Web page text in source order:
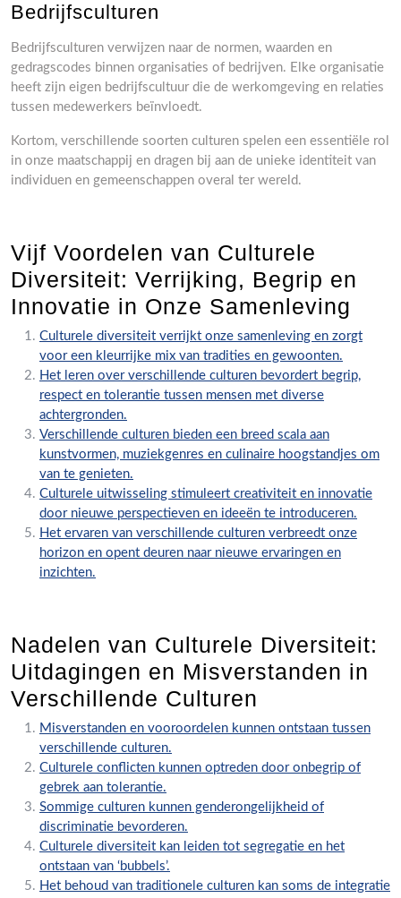
Bedrijfsculturen
Bedrijfsculturen verwijzen naar de normen, waarden en
gedragscodes binnen organisaties of bedrijven. Elke organisatie
heeft zijn eigen bedrijfscultuur die de werkomgeving en relaties
tussen medewerkers beïnvloedt.
Kortom, verschillende soorten culturen spelen een essentiële rol
in onze maatschappij en dragen bij aan de unieke identiteit van
individuen en gemeenschappen overal ter wereld.
Vijf Voordelen van Culturele
Diversiteit: Verrijking, Begrip en
Innovatie in Onze Samenleving
Culturele diversiteit verrijkt onze samenleving en zorgt
voor een kleurrijke mix van tradities en gewoonten.
Het leren over verschillende culturen bevordert begrip,
respect en tolerantie tussen mensen met diverse
achtergronden.
Verschillende culturen bieden een breed scala aan
kunstvormen, muziekgenres en culinaire hoogstandjes om
van te genieten.
Culturele uitwisseling stimuleert creativiteit en innovatie
door nieuwe perspectieven en ideeën te introduceren.
Het ervaren van verschillende culturen verbreedt onze
horizon en opent deuren naar nieuwe ervaringen en
inzichten.
Nadelen van Culturele Diversiteit:
Uitdagingen en Misverstanden in
Verschillende Culturen
Misverstanden en vooroordelen kunnen ontstaan tussen
verschillende culturen.
Culturele conflicten kunnen optreden door onbegrip of
gebrek aan tolerantie.
Sommige culturen kunnen genderongelijkheid of
discriminatie bevorderen.
Culturele diversiteit kan leiden tot segregatie en het
ontstaan van ‘bubbels’.
Het behoud van traditionele culturen kan soms de integratie